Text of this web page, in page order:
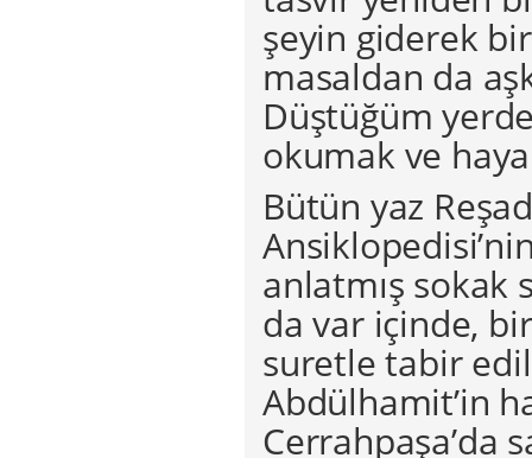
şeyin giderek
masaldan da
Düştüğüm
okumak ve
Bütün yaz
anlatmış sokak
da var içinde,
suretle tabir
Abdülhamit’in
Cerrahpaşa’da